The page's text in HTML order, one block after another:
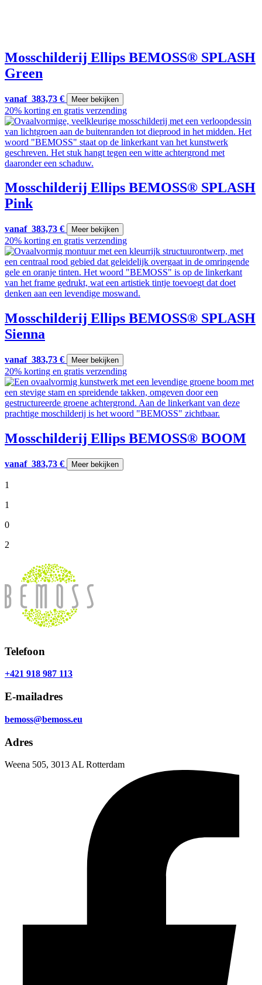
Mosschilderij Ellips BEMOSS® SPLASH
Green
vanaf 383,73 € Meer bekijken
20% korting en gratis verzending
Mosschilderij Ellips BEMOSS® SPLASH
Pink
vanaf 383,73 € Meer bekijken
20% korting en gratis verzending
Mosschilderij Ellips BEMOSS® SPLASH
Sienna
vanaf 383,73 € Meer bekijken
20% korting en gratis verzending
Mosschilderij Ellips BEMOSS® BOOM
vanaf 383,73 € Meer bekijken
1
1
0
2
Telefoon
+421 918 987 113
E-mailadres
bemoss@bemoss.eu
Adres
Weena 505, 3013 AL Rotterdam